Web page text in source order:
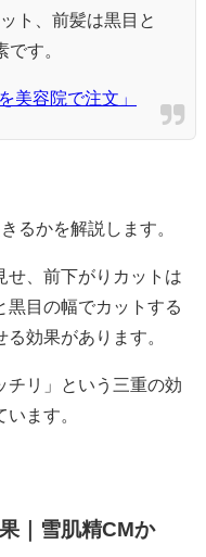
ト、前髪は黒目と
す。
美容院で注文」
るかを解説します。
せ、前下がりカットは
黒目の幅でカットする
効果があります。
チリ」という三重の効
ます。
｜雪肌精CMか